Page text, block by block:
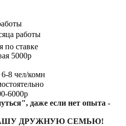
работы
по ставке
5000р
8 чел/комн
6000р
дaжe ecли нeт oпыта -
ДРУЖНУЮ СЕМЬЮ!